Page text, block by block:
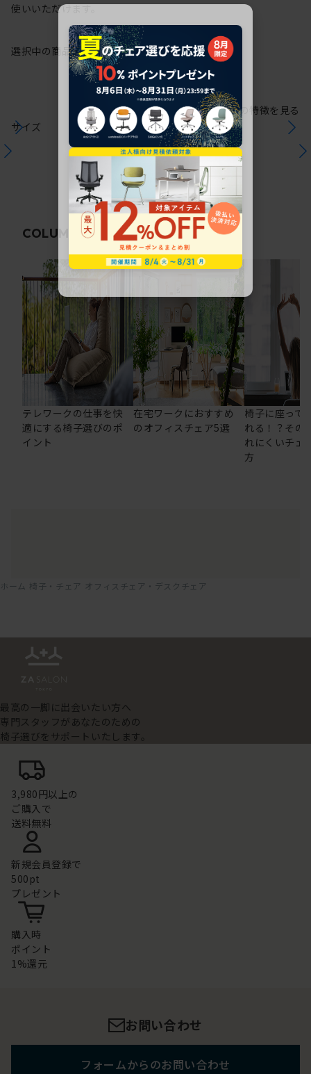
使いいただけます。
選択中の商品情報保証注意事項
サイズ
シリーズの特徴を見る
COLUMN 関連コラム
テレワークの仕事を快
適にする椅子選びのポ
イント
在宅ワークにおすすめ
のオフィスチェア5選
椅子に座って
れる！？その
れにくいチェ
方
ホーム 椅子・チェア オフィスチェア・デスクチェア
最高の一脚に出会いたい方へ
専門スタッフがあなたのための
椅子選びをサポートいたします。
3,980円以上の
ご購入で
送料無料
新規会員登録で
500pt
プレゼント
購入時
ポイント
1%還元
お問い合わせ
フォームからのお問い合わせ